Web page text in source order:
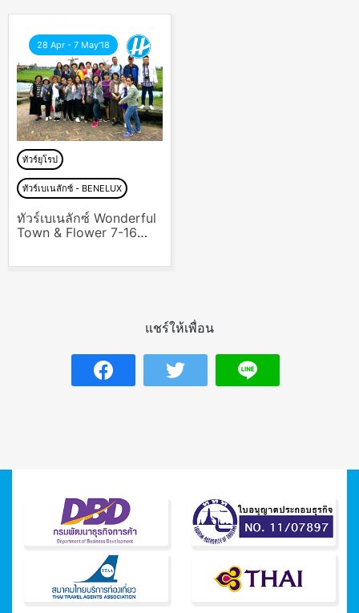
28 Apr - 7 May'18
ทัวร์ยุโรป
ทัวร์เบเนลักซ์ - BENELUX
ทัวร์เบเนลักซ์ Wonderful
Town & Flower 7-16
แชร์ให้เพื่อน